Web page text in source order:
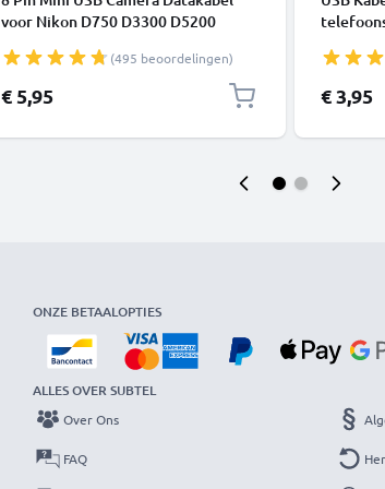
voor Nikon D750 D3300 D5200
3200 5600
(495 beoordelingen)
€ 5,95 € 3,95
ONZE BETAALOPTIES
ALLES OVER SUBTEL
Over Ons
FAQ